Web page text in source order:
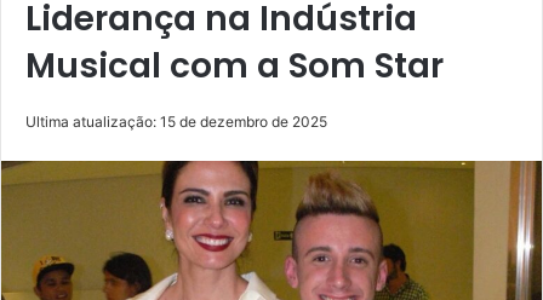
Liderança na Indústria
Musical com a Som Star
Ultima atualização: 15 de dezembro de 2025